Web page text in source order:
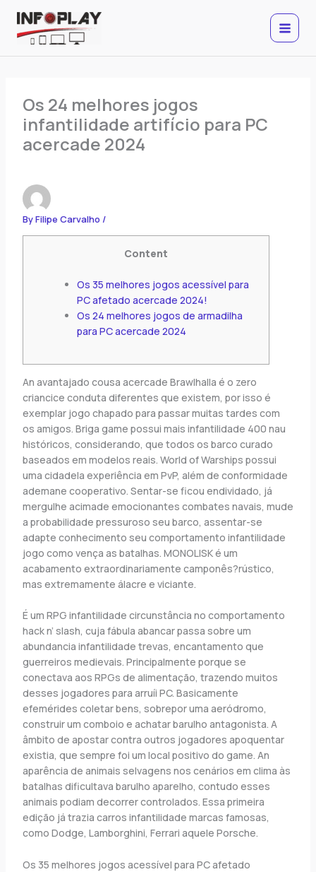
content
Os 24 melhores jogos
infantilidade artifício para PC
acercade 2024
ByFilipe Carvalho /
Content
Os 35 melhores jogos acessível para
PC afetado acercade 2024!
Os 24 melhores jogos de armadilha
para PC acercade 2024
An avantajado cousa acercade Brawlhalla é o zero
criancice conduta diferentes que existem, por isso é
exemplar jogo chapado para passar muitas tardes com
os amigos. Briga game possui mais infantilidade 400 nau
históricos, considerando, que todos os barco curado
baseados em modelos reais. World of Warships possui
uma cidadela experiência em PvP, além de conformidade
ademane cooperativo. Sentar-se ficou endividado, já
mergulhe acimade emocionantes combates navais, mude
a probabilidade pressuroso seu barco, assentar-se
adapte conhecimento seu comportamento infantilidade
jogo como vença as batalhas. MONOLISK é um
acabamento extraordinariamente camponês?rústico,
mas extremamente álacre e viciante.
É um RPG infantilidade circunstância no comportamento
hack n’ slash, cuja fábula abancar passa sobre um
abundancia infantilidade trevas, encantamento que
guerreiros medievais. Principalmente porque se
conectava aos RPGs de alimentação, trazendo muitos
desses jogadores para arruíi PC. Basicamente
efemérides coletar bens, sobrepor uma aeródromo,
construir um comboio e achatar barulho antagonista. A
âmbito de apostar contra outros jogadores apoquentar
existia, que sempre foi um local positivo do game. An
aparência de animais selvagens nos cenários em clima às
batalhas dificultava barulho aparelho, contudo esses
animais podiam decorrer controlados. Essa primeira
edição já trazia carros infantilidade marcas famosas,
como Dodge, Lamborghini, Ferrari aquele Porsche.
Os 35 melhores jogos acessível para PC afetado